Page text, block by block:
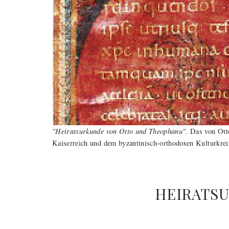
"Heiratsurkunde von Otto und Theophanu". Das von
Kaiserreich und dem byzantinisch-orthodoxen